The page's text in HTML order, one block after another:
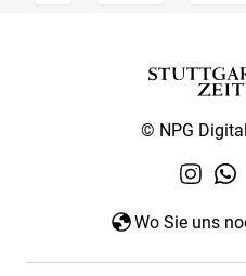
© NPG
Wo Sie uns